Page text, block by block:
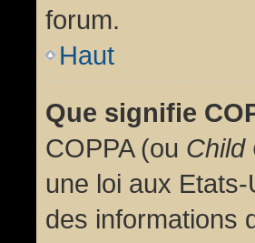
forum.
Haut
Que signifie
COPPA (ou Child
une loi aux
des informations